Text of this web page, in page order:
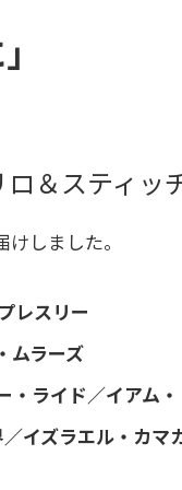
＆スティッ
しました。
レスリー
ムラーズ
・ライド／イアム
イズラエル・カマ